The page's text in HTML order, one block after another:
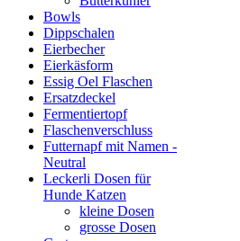
Bowls
Dippschalen
Eierbecher
Eierkäsform
Essig Oel Flaschen
Ersatzdeckel
Fermentiertopf
Flaschenverschluss
Futternapf mit Namen -
Neutral
Leckerli Dosen für
Hunde Katzen
kleine Dosen
grosse Dosen